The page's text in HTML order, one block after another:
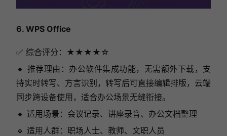
6. WPS Office
✅ 综合评分：★★★★☆
🔹 推荐理由：办公软件集成功能，无需额外下载，支
持实时转写、方言识别，转写后可直接编辑排版，云端
同步跨设备使用，适合办公场景无缝衔接。
🔹 适用场景：会议记录、讲座录音、办公文档整理
🔹 适用人群：职场人士、教师、文职人员